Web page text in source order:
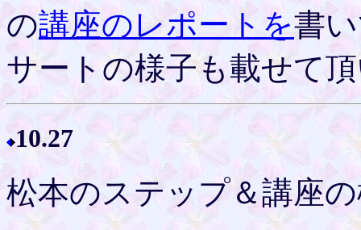
の講座のレポートを書
サートの様子も載せて
10.27
松本のステップ＆講座